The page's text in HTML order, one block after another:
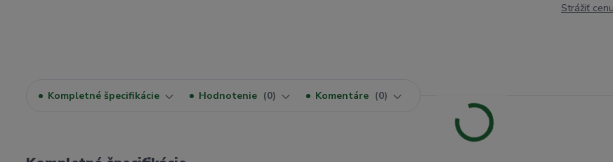
Strážiť
Kompletné špecifikácie Hodnotenie 0 Komentáre 0